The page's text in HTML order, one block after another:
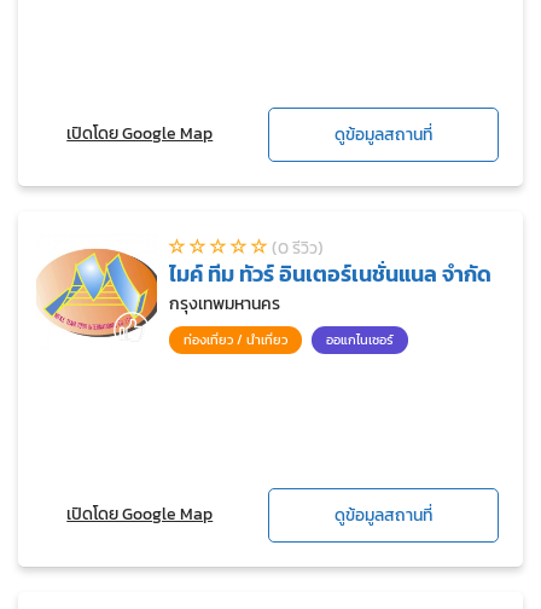
เปิดโดย Google Map ดูข้อมูลสถานที่
(0 รีวิว)
ไมค์ ทีม ทัวร์ อินเตอร์เนชั่นแนล จำกัด
กรุงเทพมหานคร
ท่องเที่ยว / นำเที่ยว ออแกไนเซอร์
เปิดโดย Google Map ดูข้อมูลสถานที่